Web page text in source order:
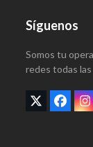
Síguenos
Somos tu
redes todas
Twitter